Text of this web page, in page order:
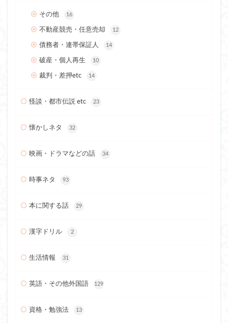
その他 16
不動産競売・任意売却 12
債務者・連帯保証人 14
破産・個人再生 10
裁判・差押etc 14
怪談・都市伝説 etc 23
懐かしネタ 32
映画・ドラマなどの話 34
時事ネタ 93
本に関する話 29
漢字ドリル 2
生活情報 31
英語・その他外国語 129
資格・勉強法 13